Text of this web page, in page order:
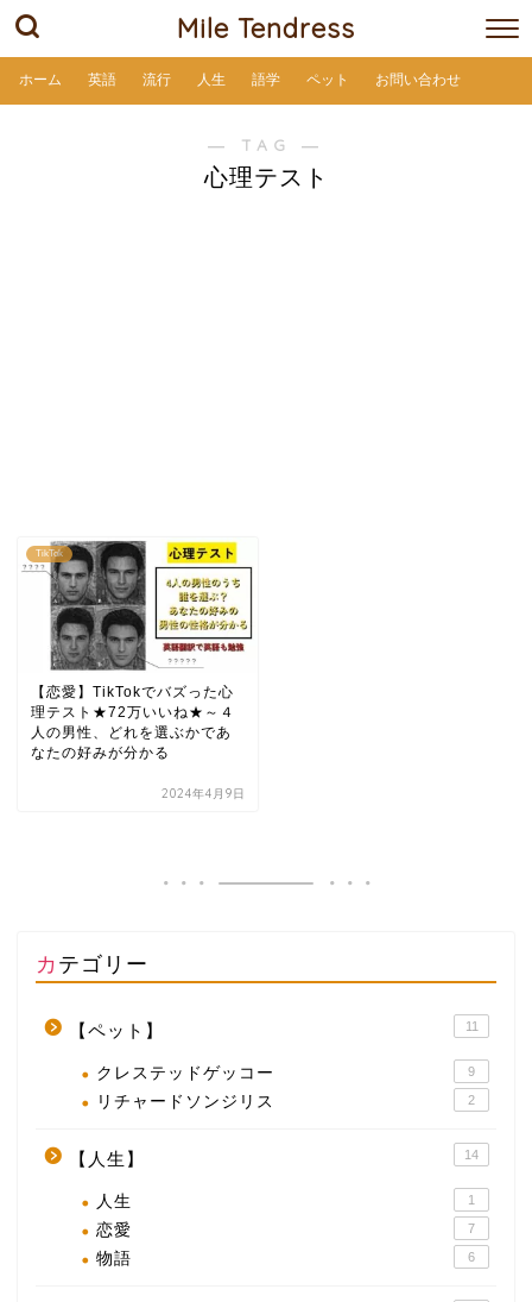
Mile Tendress
ホーム 英語 流行 人生 語学 ペット お問い合わせ
― TAG ―
心理テスト
TikTok
【恋愛】TikTokでバズった心
理テスト★72万いいね★～４
人の男性、どれを選ぶかであ
なたの好みが分かる
2024年4月9日
カテゴリー
【ペット】 11
クレステッドゲッコー 9
リチャードソンジリス 2
【人生】 14
人生 1
恋愛 7
物語 6